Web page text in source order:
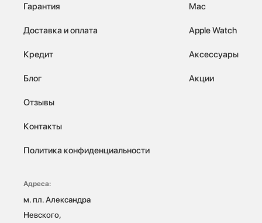
Гарантия
Доставка и оплата
Кредит
Блог
Отзывы
Контакты
Политика конфиденциальности
Mac
Apple Watch
Аксессуары
Акции
Адреса:
м. пл. Александра
Невского,